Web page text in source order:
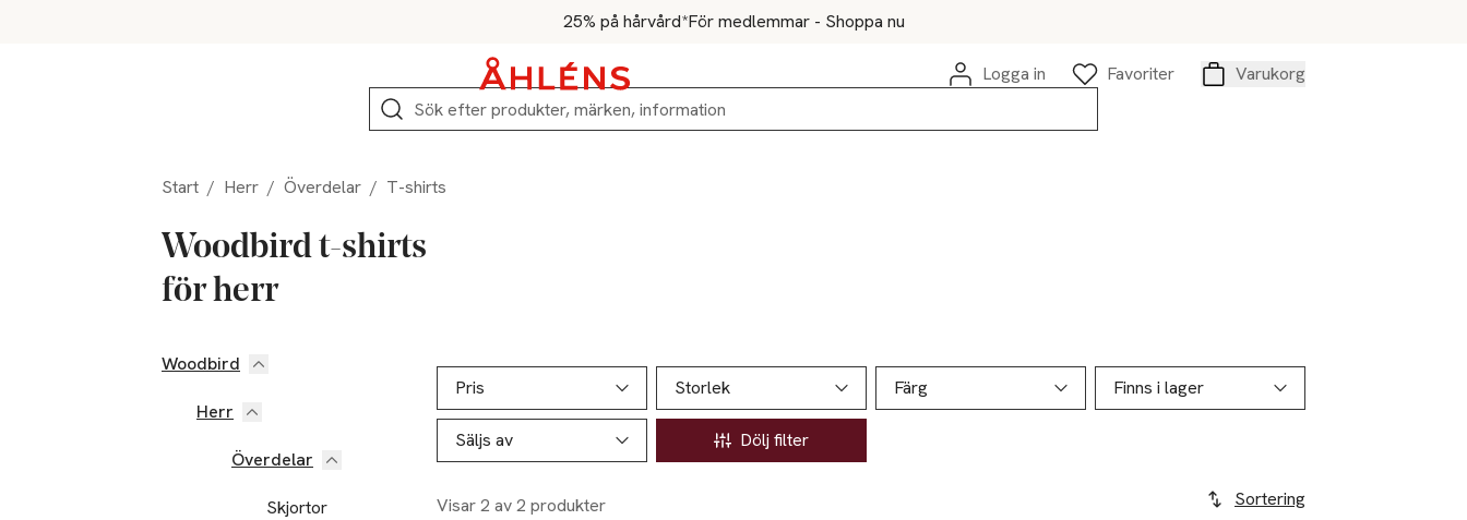
25% på hårvård*För medlemmar - Shoppa nu
Logga in
Favoriter
Varukorg
Sök
Start / Herr / Överdelar / T-shirts
Woodbird t-shirts
för herr
Hoppa till produktsidan
Woodbird
Herr
Överdelar
Skjortor
Hoppa till produktsidan
Pris
Storlek Färg Finns i lager
Säljs av Dölj filter
Visar 2 av 2 produkter Sortering
Lista över produkter